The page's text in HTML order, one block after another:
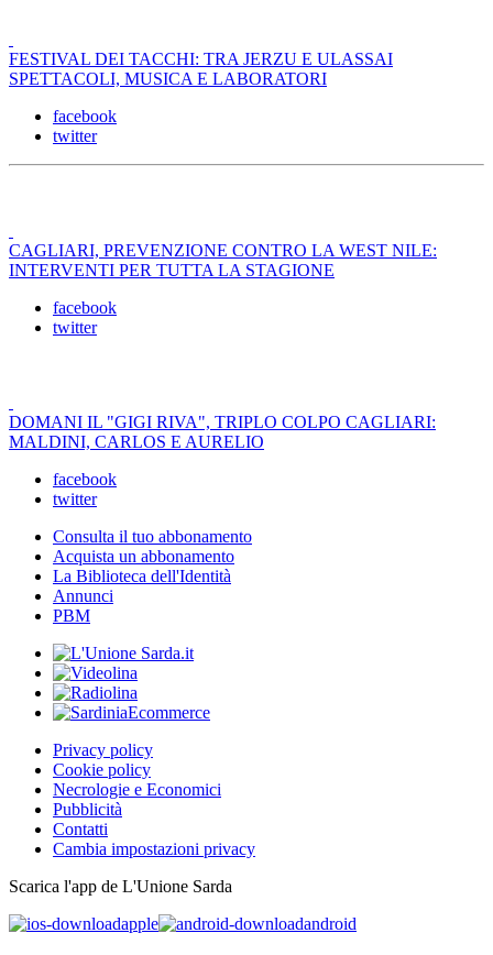
FESTIVAL DEI TACCHI: TRA JERZU E ULASSAI
SPETTACOLI, MUSICA E LABORATORI
facebook
twitter
CAGLIARI, PREVENZIONE CONTRO LA WEST NILE:
INTERVENTI PER TUTTA LA STAGIONE
facebook
twitter
DOMANI IL "GIGI RIVA", TRIPLO COLPO CAGLIARI:
MALDINI, CARLOS E AURELIO
facebook
twitter
Consulta il tuo abbonamento
Acquista un abbonamento
La Biblioteca dell'Identità
Annunci
PBM
Privacy policy
Cookie policy
Necrologie e Economici
Pubblicità
Contatti
Cambia impostazioni privacy
Scarica l'app de L'Unione Sarda
apple
android